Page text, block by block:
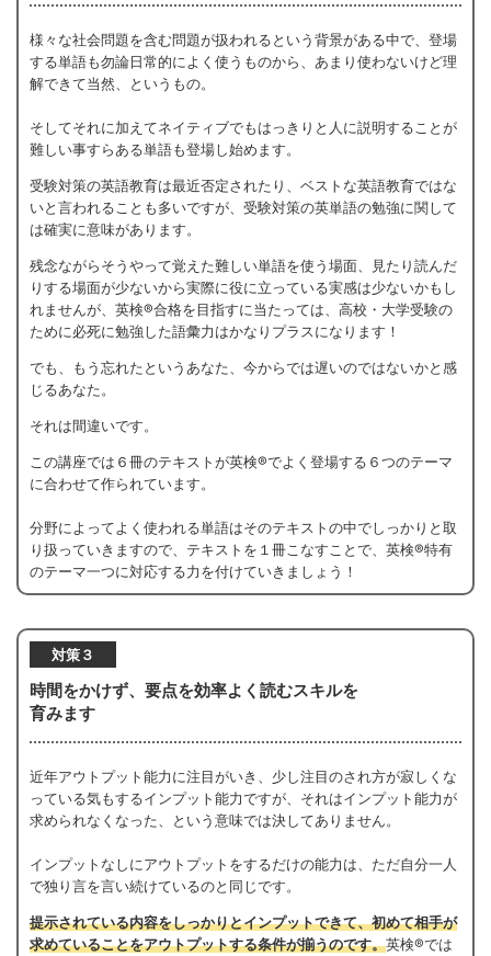
様々な社会問題を含む問題が扱われるという背景がある中で、登場
する単語も勿論日常的によく使うものから、あまり使わないけど理
解できて当然、というもの。
そしてそれに加えてネイティブでもはっきりと人に説明することが
難しい事すらある単語も登場し始めます。
受験対策の英語教育は最近否定されたり、ベストな英語教育ではな
いと言われることも多いですが、受験対策の英単語の勉強に関して
は確実に意味があります。
残念ながらそうやって覚えた難しい単語を使う場面、見たり読んだ
りする場面が少ないから実際に役に立っている実感は少ないかもし
れませんが、英検®合格を目指すに当たっては、高校・大学受験の
ために必死に勉強した語彙力はかなりプラスになります！
でも、もう忘れたというあなた、今からでは遅いのではないかと感
じるあなた。
それは間違いです。
この講座では６冊のテキストが英検®でよく登場する６つのテーマ
に合わせて作られています。
分野によってよく使われる単語はそのテキストの中でしっかりと取
り扱っていきますので、テキストを１冊こなすことで、英検®特有
のテーマ一つに対応する力を付けていきましょう！
対策３
時間をかけず、要点を効率よく読むスキルを
育みます
近年アウトプット能力に注目がいき、少し注目のされ方が寂しくな
っている気もするインプット能力ですが、それはインプット能力が
求められなくなった、という意味では決してありません。
インプットなしにアウトプットをするだけの能力は、ただ自分一人
で独り言を言い続けているのと同じです。
提示されている内容をしっかりとインプットできて、初めて相手が
求めていることをアウトプットする条件が揃うのです。英検®では